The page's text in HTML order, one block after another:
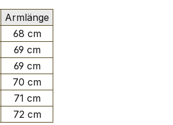
Armlänge
68 cm
69 cm
69 cm
70 cm
71 cm
72 cm